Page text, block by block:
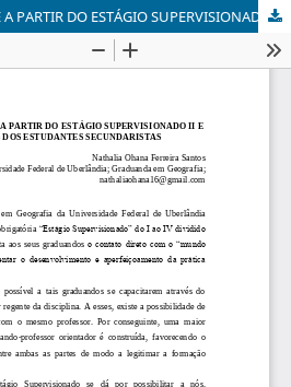
A FORMAÇÃO DOCENTE A PARTIR DO ESTÁGIO SUPERVISIONADO II E AS OCUPAÇÕES DOS ESTUDANTES SECUNDARISTAS